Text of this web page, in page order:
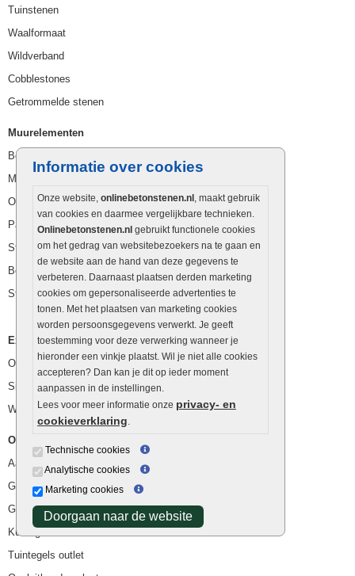
Informatie over cookies
Onze website, onlinebetonstenen.nl , maakt gebruik
van cookies en daarmee vergelijkbare technieken.
Onlinebetonstenen.nl gebruikt functionele cookies
om het gedrag van websitebezoekers na te gaan en
de website aan de hand van deze gegevens te
verbeteren. Daarnaast plaatsen derden marketing
cookies om gepersonaliseerde advertenties te
tonen. Met het plaatsen van marketing cookies
worden persoonsgegevens verwerkt. Je geeft
toestemming voor deze verwerking wanneer je
hieronder een vinkje plaatst. Wil je niet alle cookies
accepteren? Dan kan je dit op ieder moment
aanpassen in de instellingen.
Lees voor meer informatie onze privacy- en
cookieverklaring.
Technische cookies
Analytische cookies
Marketing cookies
Doorgaan naar de website
Tuinstenen
Waalformaat
Wildverband
Cobblestones
Getrommelde stenen
Muurelementen
Betonbielzen
Muurstenen
Opsluitbanden
Palissaden
Stapelblokken
Betonblokken
Stapelstenen
Extra benodigdheden
Ophoogzand
Siergrind en siersplit
Waterafvoer
Overig
Aanbiedingen
Goedkope bestrating
Goedkope tuintegels
Kunstgras
Tuintegels outlet